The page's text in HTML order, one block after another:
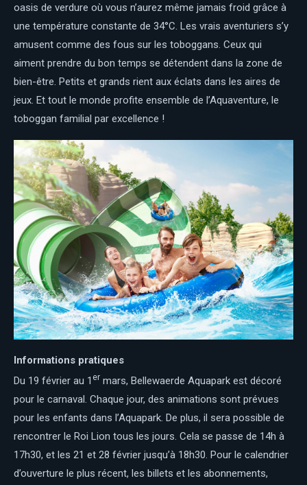
oasis de verdure où vous n’aurez même jamais froid grâce à
une température constante de 34°C. Les vrais aventuriers s’y
amusent comme des fous sur les toboggans. Ceux qui
aiment prendre du bon temps se détendent dans la zone de
bien-être. Petits et grands rient aux éclats dans les aires de
jeux. Et tout le monde profite ensemble de l’Aquaventure, le
toboggan familial par excellence !
Informations pratiques
Du 19 février au 1 er mars, Bellewaerde Aquapark est décoré
pour le carnaval. Chaque jour, des animations sont prévues
pour les enfants dans l’Aquapark. De plus, il sera possible de
rencontrer le Roi Lion tous les jours. Cela se passe de 14h à
17h30, et les 21 et 28 février jusqu’à 18h30. Pour le calendrier
d’ouverture le plus récent, les billets et les abonnements,